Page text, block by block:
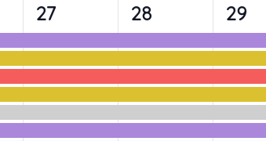
10
イ
ベ
ン
ト,
27
9
イ
ベ
ン
ト,
28
10
イ
ベ
ン
ト,
29